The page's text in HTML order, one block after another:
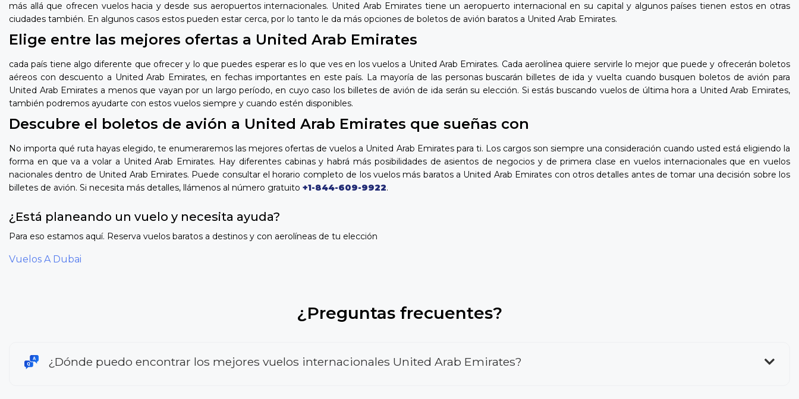
más allá que ofrecen vuelos hacia y desde sus aeropuertos internacionales. United Arab Emirates tiene un aeropuerto internacional en su capital y algunos países tienen estos en otras
ciudades también. En algunos casos estos pueden estar cerca, por lo tanto le da más opciones de boletos de avión baratos a United Arab Emirates.
Elige entre las mejores ofertas a United Arab Emirates
cada país tiene algo diferente que ofrecer y lo que puedes esperar es lo que ves en los vuelos a United Arab Emirates. Cada aerolínea quiere servirle lo mejor que puede y ofrecerán boletos
aéreos con descuento a United Arab Emirates, en fechas importantes en este país. La mayoría de las personas buscarán billetes de ida y vuelta cuando busquen boletos de avión para
United Arab Emirates a menos que vayan por un largo período, en cuyo caso los billetes de avión de ida serán su elección. Si estás buscando vuelos de última hora a United Arab Emirates,
también podremos ayudarte con estos vuelos siempre y cuando estén disponibles.
Descubre el boletos de avión a United Arab Emirates que sueñas con
No importa qué ruta hayas elegido, te enumeraremos las mejores ofertas de vuelos a United Arab Emirates para ti. Los cargos son siempre una consideración cuando usted está eligiendo la
forma en que va a volar a United Arab Emirates. Hay diferentes cabinas y habrá más posibilidades de asientos de negocios y de primera clase en vuelos internacionales que en vuelos
nacionales dentro de United Arab Emirates. Puede consultar el horario completo de los vuelos más baratos a United Arab Emirates con otros detalles antes de tomar una decisión sobre los
billetes de avión. Si necesita más detalles, llámenos al número gratuito +1-844-609-9922.
¿Está planeando un vuelo y necesita ayuda?
Para eso estamos aquí. Reserva vuelos baratos a destinos y con aerolíneas de tu elección
Vuelos A Dubai
¿Preguntas frecuentes?
¿Dónde puedo encontrar los mejores vuelos internacionales United Arab Emirates?